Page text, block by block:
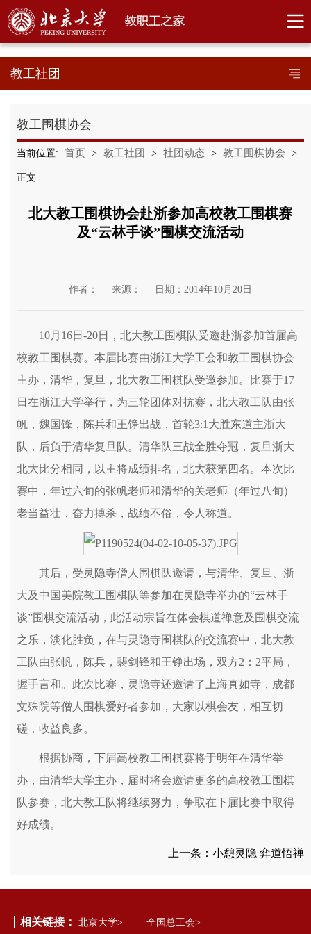
教工社团
教工围棋协会
当前位置: 首页 > 教工社团 > 社团动态 > 教工围棋协会 >
正文
北大教工围棋协会赴浙参加高校教工围棋赛
及“云林手谈”围棋交流活动
作者： 来源： 日期：2014年10月20日
10月16日-20日，北大教工围棋队受邀赴浙参加首届高
校教工围棋赛。本届比赛由浙江大学工会和教工围棋协会
主办，清华，复旦，北大教工围棋队受邀参加。比赛于17
日在浙江大学举行，为三轮团体对抗赛，北大教工队由张
帆，魏国锋，陈兵和王铮出战，首轮3:1大胜东道主浙大
队，后负于清华复旦队。清华队三战全胜夺冠，复旦浙大
北大比分相同，以主将成绩排名，北大获第四名。本次比
赛中，年过六旬的张帆老师和清华的关老师（年过八旬）
老当益壮，奋力搏杀，战绩不俗，令人称道。
其后，受灵隐寺僧人围棋队邀请，与清华、复旦、浙
大及中国美院教工围棋队等参加在灵隐寺举办的“云林手
谈”围棋交流活动，此活动宗旨在体会棋道禅意及围棋交流
之乐，淡化胜负，在与灵隐寺围棋队的交流赛中，北大教
工队由张帆，陈兵，裴剑锋和王铮出场，双方2：2平局，
握手言和。此次比赛，灵隐寺还邀请了上海真如寺，成都
文殊院等僧人围棋爱好者参加，大家以棋会友，相互切
磋，收益良多。
根据协商，下届高校教工围棋赛将于明年在清华举
办，由清华大学主办，届时将会邀请更多的高校教工围棋
队参赛，北大教工队将继续努力，争取在下届比赛中取得
好成绩。
上一条： 小憩灵隐 弈道悟禅
相关链接： 北京大学> 全国总工会>